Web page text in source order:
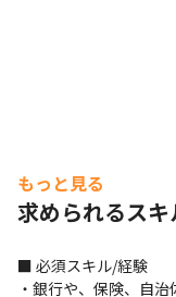
もっと見る
求められるス
■ 必須スキル/経験
・銀行や、保険、自